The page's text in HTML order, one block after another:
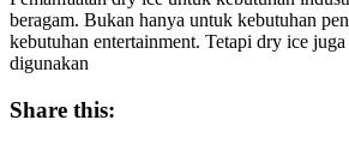
beragam. Bukan hanya untuk kebutuhan
kebutuhan entertainment. Tetapi dry ice
digunakan
Share this: